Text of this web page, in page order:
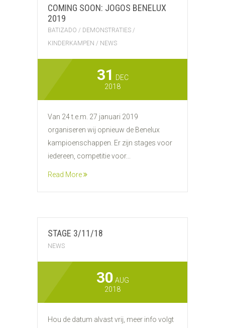
COMING SOON: JOGOS BENELUX
2019
BATIZADO / DEMONSTRATIES /
KINDERKAMPEN / NEWS
31 DEC
2018
Van 24 t.e.m. 27 januari 2019
organiseren wij opnieuw de Benelux
kampioenschappen. Er zijn stages voor
iedereen, competitie voor...
Read More
STAGE 3/11/18
NEWS
30 AUG
2018
Hou de datum alvast vrij, meer info volgt